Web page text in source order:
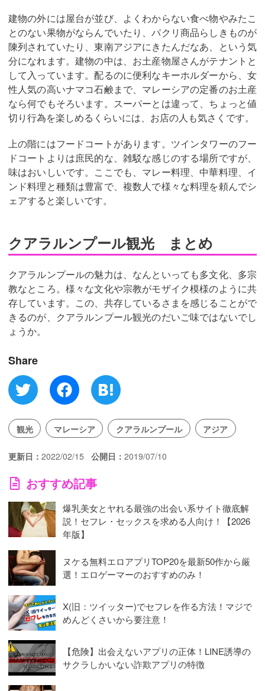
建物の外には屋台が並び、よくわからない食べ物やみたこ
とのない果物がならんでいたり、パクリ商品らしきものが
陳列されていたり、東南アジアにきたんだなあ、という気
分になれます。建物の中は、お土産物屋さんがテナントと
して入っています。配るのに便利なキーホルダーから、女
性人気の高いナマコ石鹸まで、マレーシアの定番のお土産
なら何でもそろいます。スーパーとは違って、ちょっと値
切り行為を楽しめるくらいには、お店の人も気さくです。
上の階にはフードコートがあります。ツインタワーのフー
ドコートよりは庶民的な、雑駁な感じのする場所ですが、
味はおいしいです。ここでも、マレー料理、中華料理、イ
ンド料理と種類は豊富で、複数人で様々な料理を頼んでシ
ェアすると楽しいです。
クアラルンプール観光 まとめ
クアラルンプールの魅力は、なんといっても多文化、多宗
教なところ。様々な文化や宗教がモザイク模様のように共
存しています。この、共存しているさまを感じることがで
きるのが、クアラルンプール観光のだいご味ではないでし
ょうか。
Share
観光 マレーシア クアラルンプール アジア
更新日 2022/02/15 公開日 2019/07/10
おすすめ記事
爆乳美女とヤれる最強の出会い系サイト徹底解
説！セフレ・セックスを求める人向け！【2026
年版】
ヌケる無料エロアプリTOP20を最新50作から厳
選！エロゲーマーのおすすめのみ！
X(旧：ツイッター)でセフレを作る方法！マジで
めんどくさいから要注意！
【危険】出会えないアプリの正体！LINE誘導の
サクラしかいない詐欺アプリの特徴